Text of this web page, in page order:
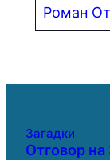
Роман
Загадки
Отговор